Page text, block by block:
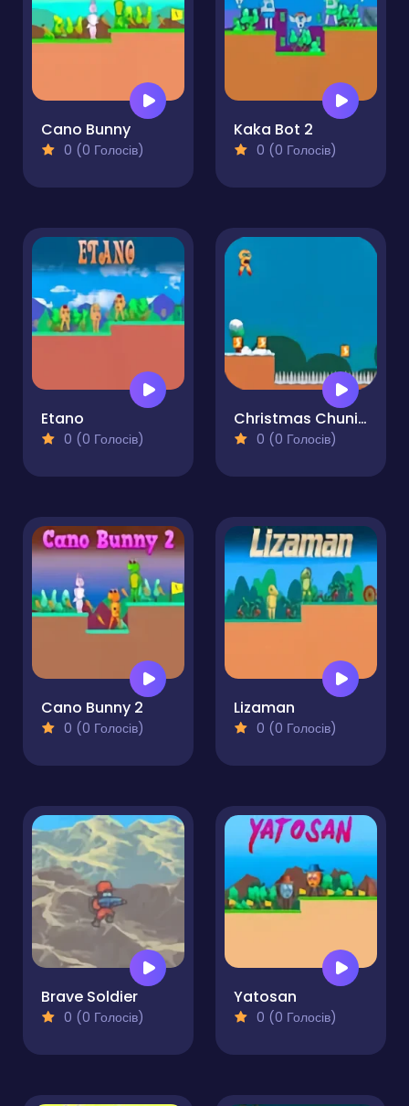
Cano Bunny
0 (0 Голосів)
Kaka Bot 2
0 (0 Голосів)
Etano
0 (0 Голосів)
Christmas Chuni Bot 2
0 (0 Голосів)
Cano Bunny 2
0 (0 Голосів)
Lizaman
0 (0 Голосів)
Brave Soldier
0 (0 Голосів)
Yatosan
0 (0 Голосів)